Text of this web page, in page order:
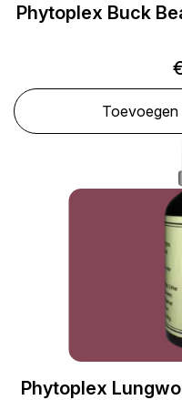
Phytoplex Buck
Toevoegen
Phytoplex